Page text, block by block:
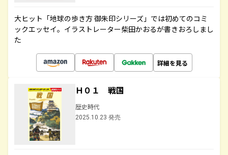
大ヒット「地球の歩き方 御朱印シリーズ」では初めてのコミ
ックエッセイ。イラストレーター柴田かおるが書きおろしまし
た
詳細を見る
Ｈ０１ 戦国
歴史時代
2025.10.23 発売